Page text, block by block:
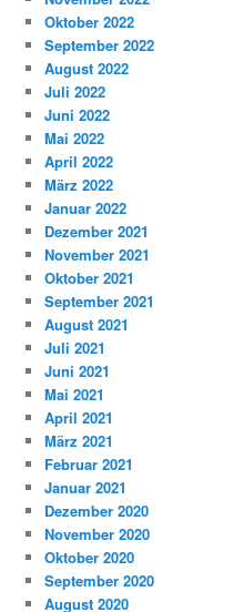
Oktober 2022
September 2022
August 2022
Juli 2022
Juni 2022
Mai 2022
April 2022
März 2022
Januar 2022
Dezember 2021
November 2021
Oktober 2021
September 2021
August 2021
Juli 2021
Juni 2021
Mai 2021
April 2021
März 2021
Februar 2021
Januar 2021
Dezember 2020
November 2020
Oktober 2020
September 2020
August 2020